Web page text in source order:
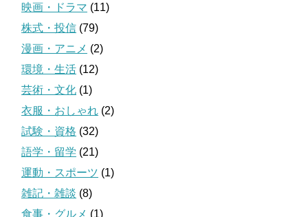
映画・ドラマ (11)
株式・投信 (79)
漫画・アニメ (2)
環境・生活 (12)
芸術・文化 (1)
衣服・おしゃれ (2)
試験・資格 (32)
語学・留学 (21)
運動・スポーツ (1)
雑記・雑談 (8)
食事・グルメ (1)